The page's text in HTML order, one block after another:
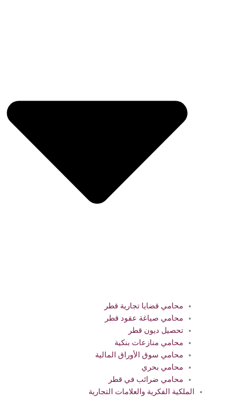
محامي قضايا تجارية قطر
محامي صياغة عقود قطر
تحصيل ديون قطر
محامي منازعات بنكية
محامي سوق الأوراق المالية
محامي بحري
محامي ضرائب في قطر
الملكية الفكرية والعلامات التجارية